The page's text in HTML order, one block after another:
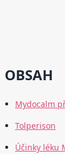
OBSAH
Mydocalm
Tolperison
Účinky léku